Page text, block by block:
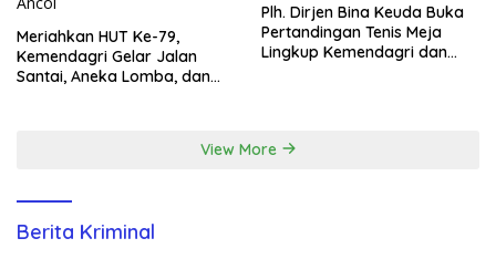
Meriahkan HUT Ke-79,
Kemendagri Gelar Jalan
Santai, Aneka Lomba, dan
Plh. Dirjen Bina Keuda Buka
Pertandingan Tenis Meja
Lingkup Kemendagri dan
View More
Berita Kriminal